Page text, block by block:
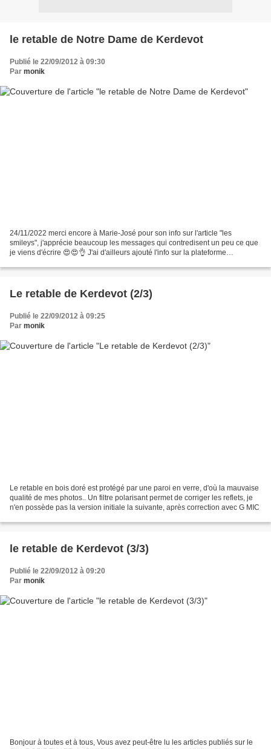
le retable de Notre Dame de Kerdevot
Publié le 22/09/2012 à 09:30
Par monik
24/11/2022 merci encore à Marie-José pour son info sur l'article "les
smileys", j'apprécie beaucoup les messages qui contredisent un peu ce que
je viens d'écrire 😍😍👌 J'ai d'ailleurs ajouté l'info sur la plateforme
Le retable de Kerdevot (2/3)
Publié le 22/09/2012 à 09:25
Par monik
Le retable en bois doré est protégé par une paroi en verre, d'où la mauvaise
qualité de mes photos.. Un filtre polarisant permet de corriger les reflets, je
n'en possède pas la version initiale la suivante, après correction avec G MIC
le retable de Kerdevot (3/3)
Publié le 22/09/2012 à 09:20
Par monik
Bonjour à toutes et à tous, Vous avez peut-être lu les articles publiés sur le